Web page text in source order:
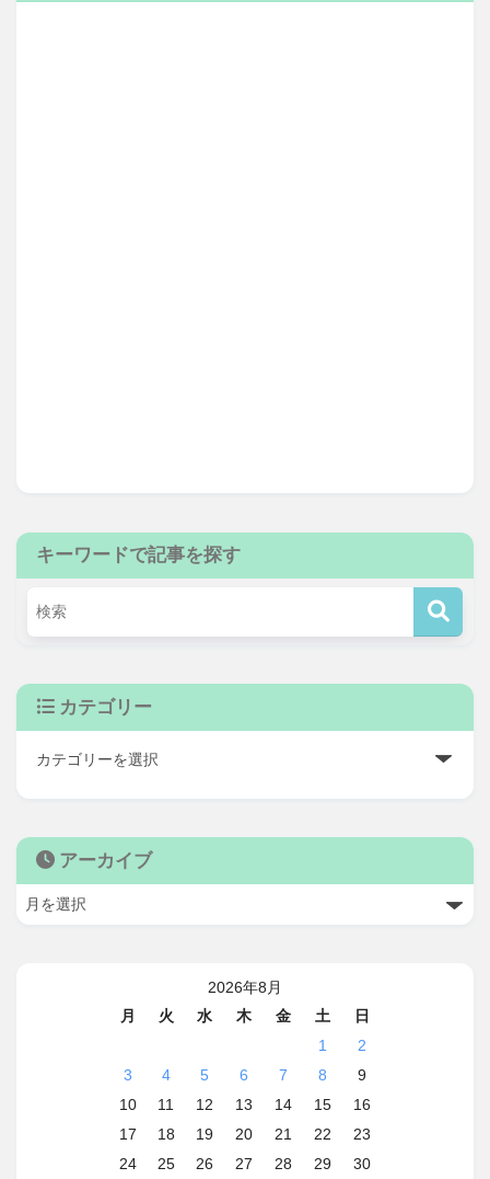
キーワードで記事を探す
カテゴリー
アーカイブ
2026年8月
月
火 水 木 金 土
日
1
2
3
4 5 6 7 8
9
10
11 12 13 14 15
16
17
18 19 20 21 22
23
24
25 26 27 28 29 30